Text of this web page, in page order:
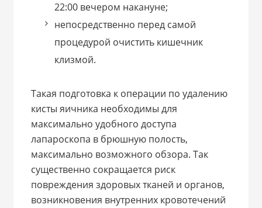
22:00 вечером накануне;
непосредственно перед самой
процедурой очистить кишечник
клизмой.
Такая подготовка к операции по удалению
кисты яичника необходимы для
максимально удобного доступа
лапароскопа в брюшную полость,
максимально возможного обзора. Так
существенно сокращается риск
повреждения здоровых тканей и органов,
возникновения внутренних кровотечений